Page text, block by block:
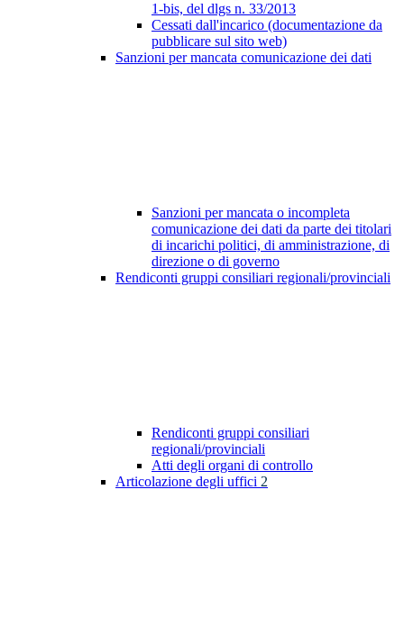
1-bis, del dlgs n. 33/2013
Cessati dall'incarico (documentazione da
pubblicare sul sito web)
Sanzioni per mancata comunicazione dei dati
Sanzioni per mancata o incompleta
comunicazione dei dati da parte dei titolari
di incarichi politici, di amministrazione, di
direzione o di governo
Rendiconti gruppi consiliari regionali/provinciali
Rendiconti gruppi consiliari
regionali/provinciali
Atti degli organi di controllo
Articolazione degli uffici 2